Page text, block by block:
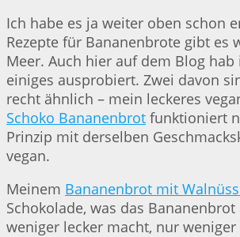
Ich habe es ja weiter oben schon
Rezepte für Bananenbrote gibt es
Meer. Auch hier auf dem Blog hab
einiges ausprobiert. Zwei davon
recht ähnlich – mein leckeres
Schoko Bananenbrot funktioniert
Prinzip mit derselben
vegan.
Meinem Bananenbrot mit
Schokolade, was das
weniger lecker macht, nur